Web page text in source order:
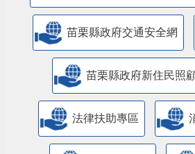
苗栗縣政府交通安全網
苗栗縣政府新住民照
法律扶助專區